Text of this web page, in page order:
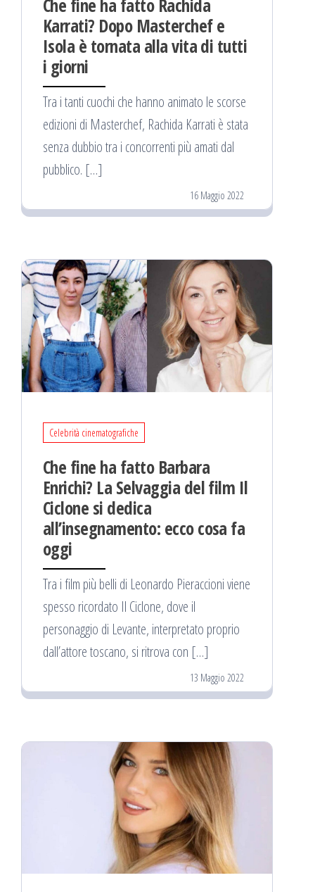
Che fine ha fatto Rachida
Karrati? Dopo Masterchef e
Isola è tornata alla vita di tutti
i giorni
Tra i tanti cuochi che hanno animato le scorse
edizioni di Masterchef, Rachida Karrati è stata
senza dubbio tra i concorrenti più amati dal
pubblico. […]
16 Maggio 2022
Celebrità cinematografiche
Che fine ha fatto Barbara
Enrichi? La Selvaggia del film Il
Ciclone si dedica
all’insegnamento: ecco cosa fa
oggi
Tra i film più belli di Leonardo Pieraccioni viene
spesso ricordato Il Ciclone, dove il
personaggio di Levante, interpretato proprio
dall’attore toscano, si ritrova con […]
13 Maggio 2022